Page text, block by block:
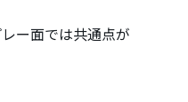
ー面では共通点が